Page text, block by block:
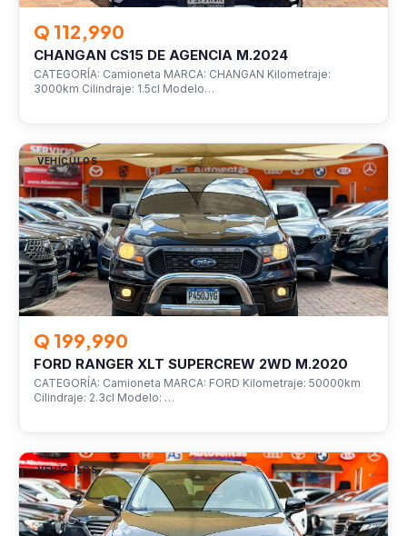
Q 112,990
CHANGAN CS15 DE AGENCIA M.2024
CATEGORÍA: Camioneta MARCA: CHANGAN Kilometraje:
3000km Cilindraje: 1.5cl Modelo…
VEHÍCULOS
Q 199,990
FORD RANGER XLT SUPERCREW 2WD M.2020
CATEGORÍA: Camioneta MARCA: FORD Kilometraje: 50000km
Cilindraje: 2.3cl Modelo: …
VEHÍCULOS